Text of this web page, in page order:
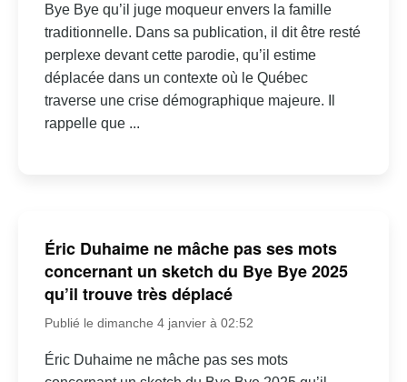
Bye Bye qu’il juge moqueur envers la famille
traditionnelle. Dans sa publication, il dit être resté
perplexe devant cette parodie, qu’il estime
déplacée dans un contexte où le Québec
traverse une crise démographique majeure. Il
rappelle que ...
Éric Duhaime ne mâche pas ses mots
concernant un sketch du Bye Bye 2025
qu’il trouve très déplacé
Publié le dimanche 4 janvier à 02:52
Éric Duhaime ne mâche pas ses mots